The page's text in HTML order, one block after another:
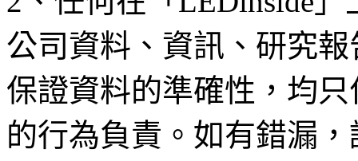
公司資料、資訊、研究
保證資料的準確性，均
的行為負責。如有錯漏